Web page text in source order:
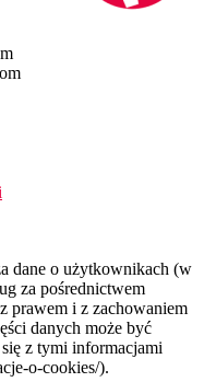
dane o użytkownikach (w
za pośrednictwem
prawem i z zachowaniem
danych może być
z tymi informacjami
o-cookies/).